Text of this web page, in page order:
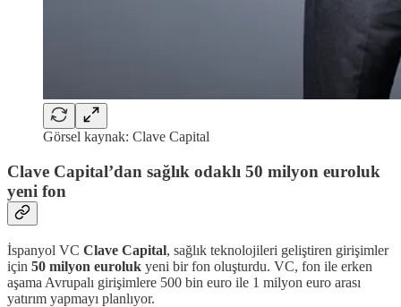
Görsel kaynak: Clave Capital
Clave Capital’dan sağlık odaklı 50 milyon euroluk
yeni fon
İspanyol VC Clave Capital, sağlık teknolojileri geliştiren girişimler
için 50 milyon euroluk yeni bir fon oluşturdu. VC, fon ile erken
aşama Avrupalı girişimlere 500 bin euro ile 1 milyon euro arası
yatırım yapmayı planlıyor.